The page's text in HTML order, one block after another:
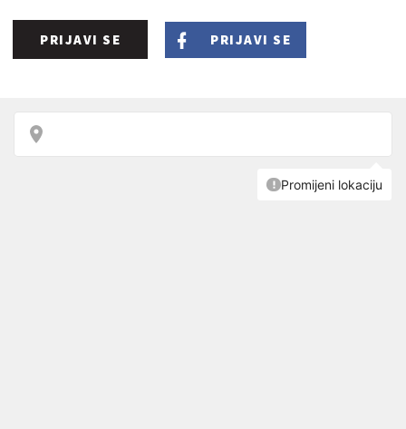
PRIJAVI SE PRIJAVI SE